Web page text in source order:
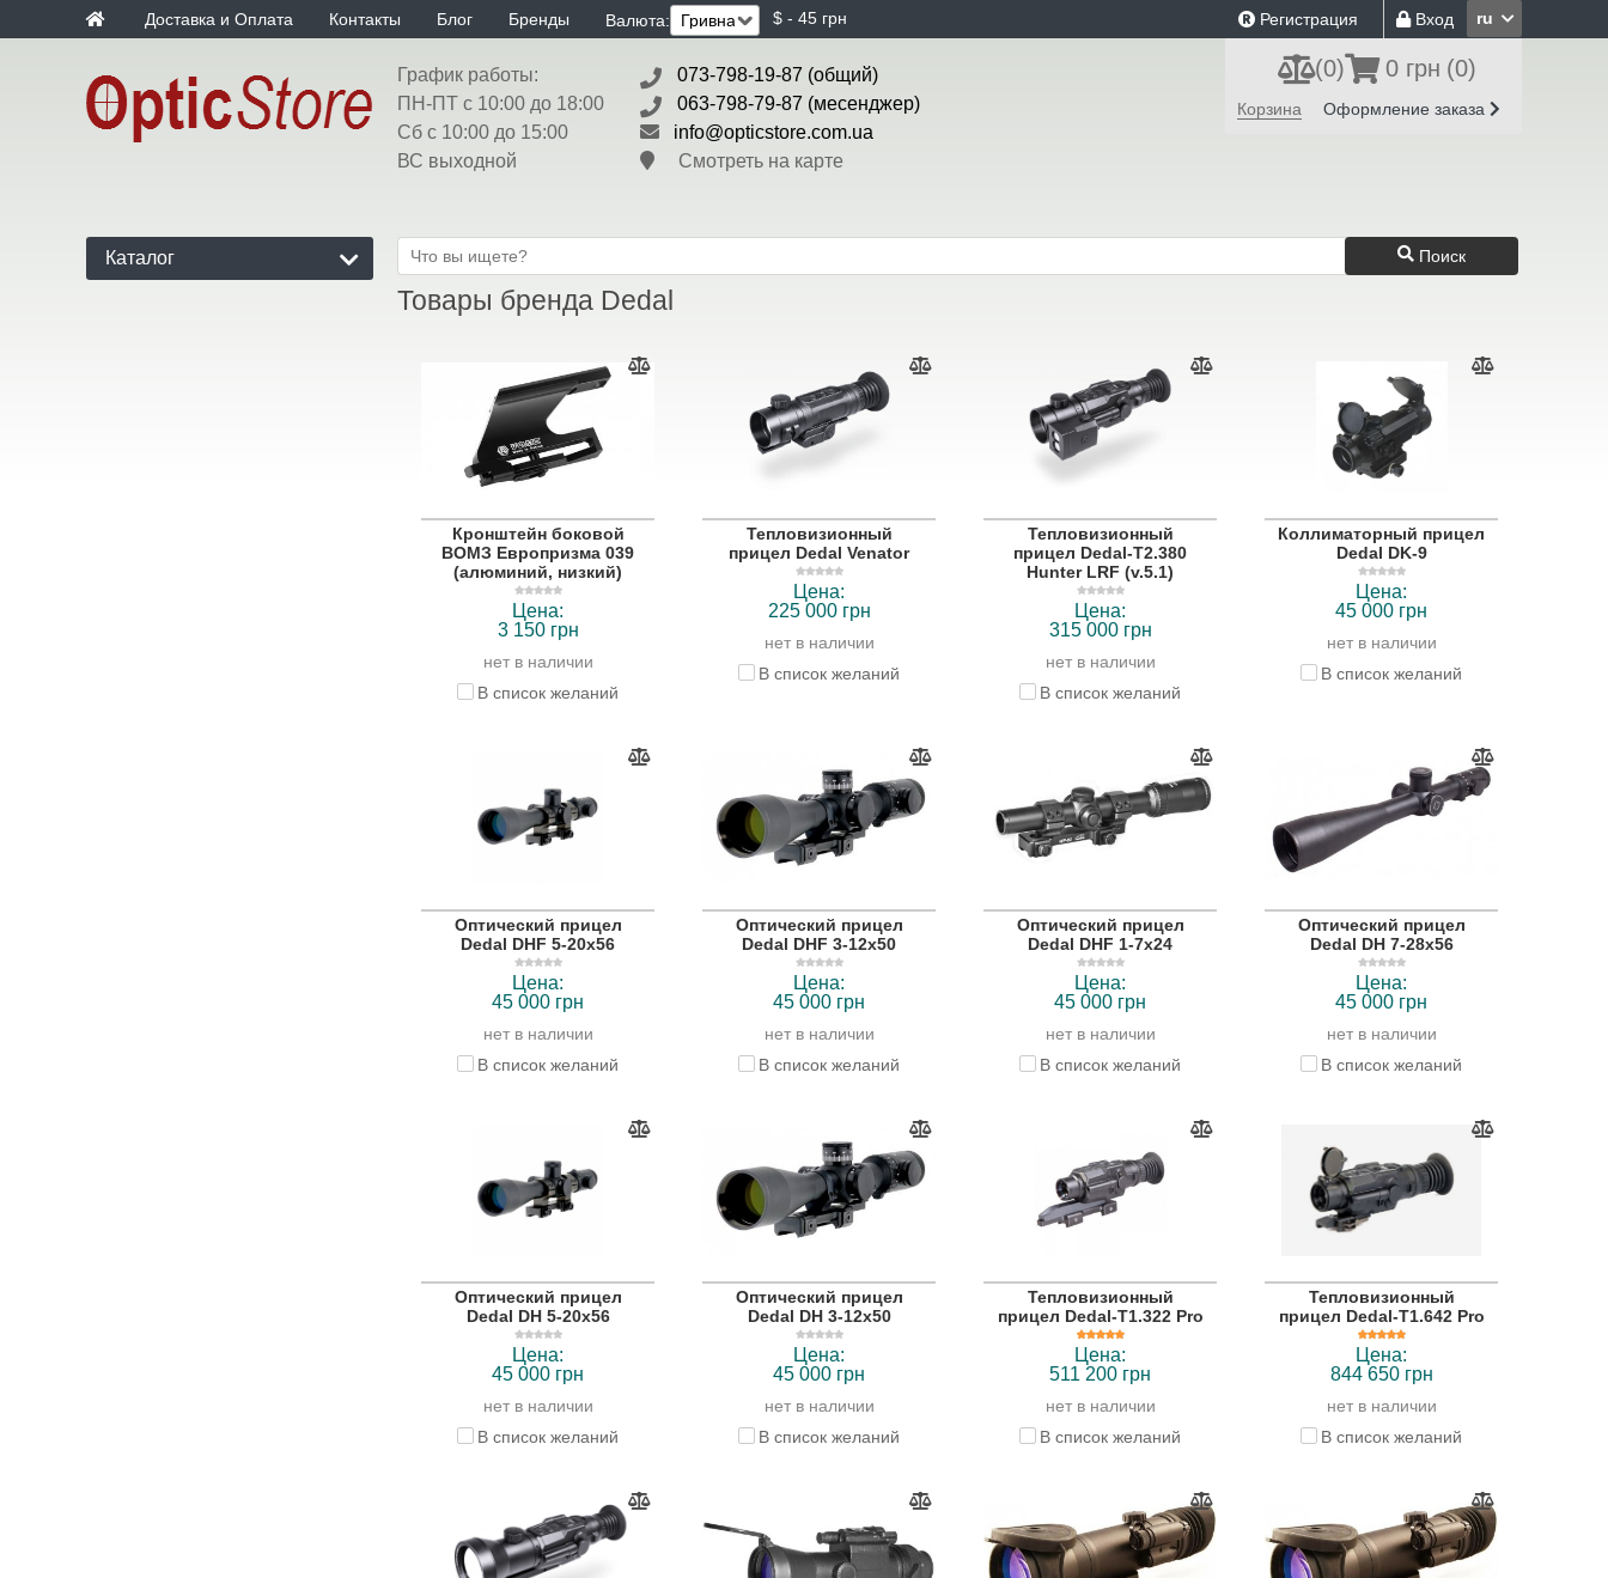
Доставка и Оплата Контакты Блог Бренды Валюта: $ - 45 грн ru
Вход
Регистрация
График работы:
ПН-ПТ с 10:00 до 18:00
Сб с 10:00 до 15:00
ВС выходной
073-798-19-87 (общий)
063-798-79-87 (месенджер)
info@opticstore.com.ua
Смотреть на карте
(0) 0 грн (0)
Корзина Оформление заказа
Каталог Поиск
Товары бренда Dedal
Кронштейн боковой
ВОМЗ Европризма 039
(алюминий, низкий)
Цена:
3 150 грн
нет в наличии
В список желаний
Тепловизионный
прицел Dedal Venator
Цена:
225 000 грн
нет в наличии
В список желаний
Тепловизионный
прицел Dedal-T2.380
Hunter LRF (v.5.1)
Цена:
315 000 грн
нет в наличии
В список желаний
Коллиматорный прицел
Dedal DK-9
Цена:
45 000 грн
нет в наличии
В список желаний
Оптический прицел
Dedal DHF 5-20x56
Цена:
45 000 грн
нет в наличии
В список желаний
Оптический прицел
Dedal DHF 3-12x50
Цена:
45 000 грн
нет в наличии
В список желаний
Оптический прицел
Dedal DHF 1-7x24
Цена:
45 000 грн
нет в наличии
В список желаний
Оптический прицел
Dedal DH 7-28x56
Цена:
45 000 грн
нет в наличии
В список желаний
Оптический прицел
Dedal DH 5-20x56
Цена:
45 000 грн
нет в наличии
В список желаний
Оптический прицел
Dedal DH 3-12x50
Цена:
45 000 грн
нет в наличии
В список желаний
Тепловизионный
прицел Dedal-T1.322 Pro
Цена:
511 200 грн
нет в наличии
В список желаний
Тепловизионный
прицел Dedal-T1.642 Pro
Цена:
844 650 грн
нет в наличии
В список желаний